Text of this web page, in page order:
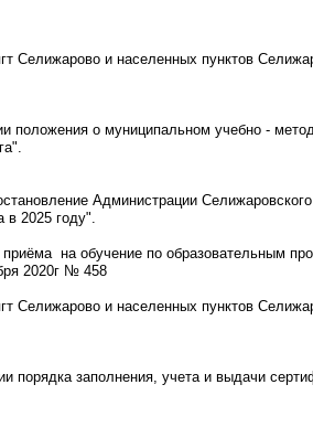
Селижарово и населенных пунктов
о муниципальном учебно -
Администрации
в 2025 году".
на обучение по образовательным
2020г № 458
Селижарово и населенных пунктов
заполнения, учета и выдачи